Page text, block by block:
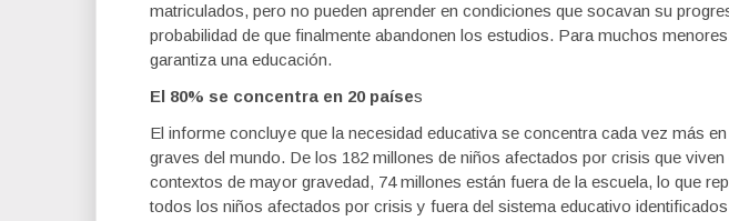
matriculados, pero no pueden aprender en condiciones que socavan su
probabilidad de que finalmente abandonen los estudios. Para muchos
garantiza una educación.
El 80% se concentra en 20 países
El informe concluye que la necesidad educativa se concentra cada vez más
graves del mundo. De los 182 millones de niños afectados por crisis que
contextos de mayor gravedad, 74 millones están fuera de la escuela, lo que
todos los niños afectados por crisis y fuera del sistema educativo